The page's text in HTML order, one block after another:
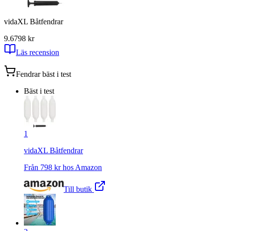
vidaXL Båtfendrar
9.6798 kr
Läs recension
Fendrarbäst i test
Bäst i test
1
vidaXL Båtfendrar
Från 798 kr hos Amazon
Till butik